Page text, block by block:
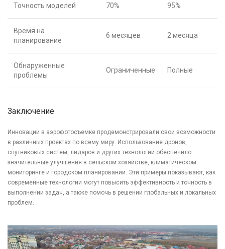
Точность моделей 70% 95%
Время на
планирование
6 месяцев 2 месяца
Обнаруженные
проблемы
Ограниченные Полные
Заключение
Инновации в аэрофотосъемке продемонстрировали свои возможности
в различных проектах по всему миру. Использование дронов,
спутниковых систем, лидаров и других технологий обеспечило
значительные улучшения в сельском хозяйстве, климатическом
мониторинге и городском планировании. Эти примеры показывают, как
современные технологии могут повысить эффективность и точность в
выполнении задач, а также помочь в решении глобальных и локальных
проблем.